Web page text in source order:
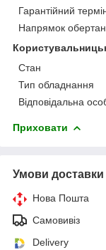
Гарантійний
Напрямок
Стан
Тип обладнання
Відповідальна
Приховати
Умови доставки
Нова Пошта
Самовивіз
Delivery